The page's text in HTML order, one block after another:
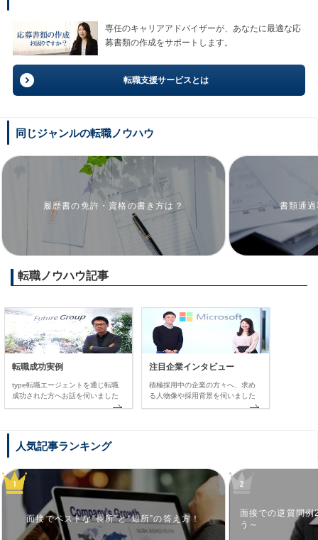
専任のキャリアアドバイザーが、あなたに最適な応
募書類の作成をサポートします。
転職支援サービスとは
同じジャンルの転職ノウハウ
履歴書の免許・資格の書き方は？ 書類通
転職ノウハウ記事
転職成功実例
type転職エージェントを通じ転職
成功された方へお話を伺いました
注目企業インタビュー
積極採用中の企業の方々へ、求め
る人物像や採用背景を伺いました
人気記事ランキング
面接でベストな“長所”と“短所”の答え方！
面接での逆質問
う～